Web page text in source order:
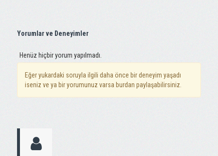
Yorumlar ve Deneyimler
Henüz hiçbir yorum yapılmadı.
Eğer yukardaki soruyla ilgili daha önce bir deneyim yaşadı
iseniz ve ya bir yorumunuz varsa burdan paylaşabilirsiniz.